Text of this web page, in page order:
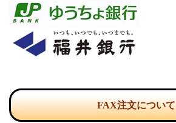
FAX注文について